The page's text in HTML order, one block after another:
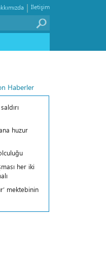
İletişim
|
Haberler
huzur
her iki
mektebinin